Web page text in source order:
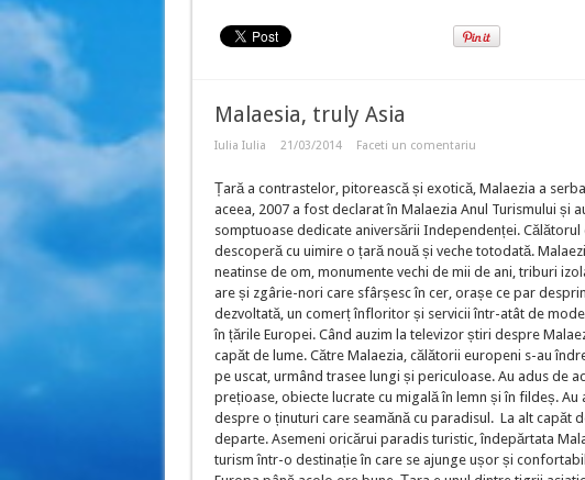
Malaesia, truly Asia
Iulia Iulia 21/03/2014 Faceti un comentariu
Țară a contrastelor, pitorească și exotică, Malaezia a
aceea, 2007 a fost declarat în Malaezia Anul Turismului și
somptuoase dedicate aniversării Independenței.
descoperă cu uimire o țară nouă și veche totodată.
neatinse de om, monumente vechi de mii de ani, triburi
are și zgârie-nori care sfârșesc în cer, orașe ce par
dezvoltată, un comerț înfloritor și servicii într-atât de
în țările Europei. Când auzim la televizor știri despre
capăt de lume. Către Malaezia, călătorii europeni s-au
pe uscat, urmând trasee lungi și periculoase. Au adus de
prețioase, obiecte lucrate cu migală în lemn și în fildeș.
despre o ținuturi care seamănă cu paradisul. La alt capăt
departe. Asemeni oricărui paradis turistic, îndepărtata
turism într-o destinație în care se ajunge ușor și